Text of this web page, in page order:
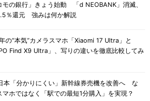
モの銀行」きょう始動 「d NEOBANK」消滅、
％還元 強みは何か解説
の“本気”カメラスマホ「Xiaomi 17 Ultra」と
Find X9 Ultra」、写りの違いを徹底比較してみ
本「分かりにくい」新幹線券売機を改善へ な
マホではなく「駅での最短1分購入」を実現？